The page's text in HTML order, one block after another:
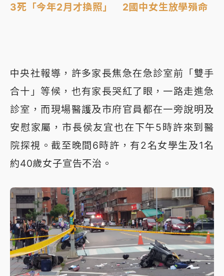
3死「今年2月才換照」 2國中女生放學殞命
中央社報導，許多家長焦急在急診室前「雙手
合十」等候，也有家長哭紅了眼，一路走進急
診室，而現場醫護及市府官員都在一旁說明及
安慰家屬，市長侯友宜也在下午5時許來到醫
院探視。截至晚間6時許，有2名女學生及1名
約40歲女子宣告不治。